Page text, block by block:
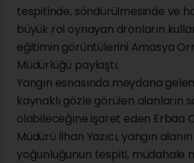
tespitinde, söndürülmesinde ve
büyük rol oynayan dronların
eğitimin görüntülerini Amasya
Müdürlüğü paylaştı.
Yangın esnasında meydana
kaynaklı gözle görülen alanların
olabileceğine işaret eden Erbaa
Müdürü İlhan Yazıcı, yangın
yoğunluğunun tespiti, müdahale